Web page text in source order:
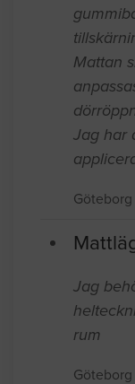
Mattan
Jag har
Göteborg
Jag
rum
Göteborg